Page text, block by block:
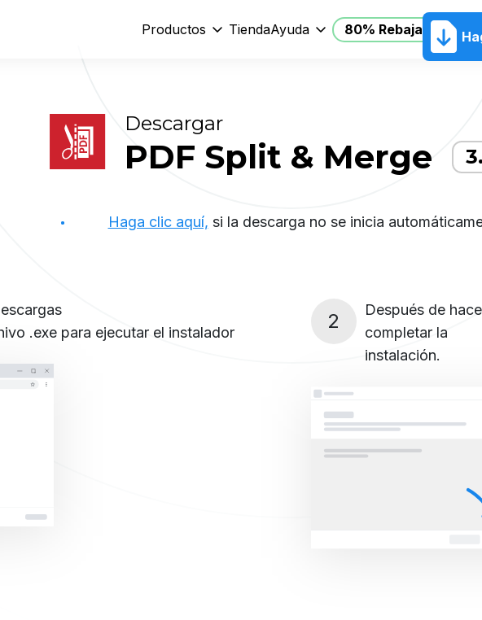
Productos TiendaAyuda 80% Rebajas
Descargar
PDF Split & Merge
Haga clic aquí, si la descarga no se inicia
.exe para ejecutar el instalador
2
Después de
completar la
instalación.